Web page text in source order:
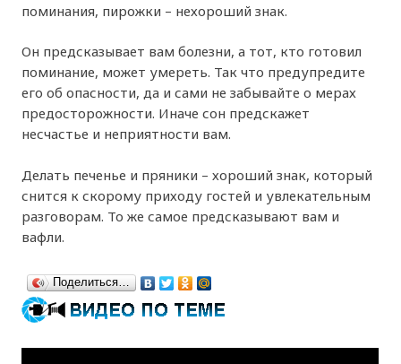
поминания, пирожки – нехороший знак.
Он предсказывает вам болезни, а тот, кто готовил
поминание, может умереть. Так что предупредите
его об опасности, да и сами не забывайте о мерах
предосторожности. Иначе сон предскажет
несчастье и неприятности вам.
Делать печенье и пряники – хороший знак, который
снится к скорому приходу гостей и увлекательным
разговорам. То же самое предсказывают вам и
вафли.
Поделиться…